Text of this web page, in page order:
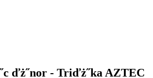
ďż˝nor - Triďż˝ka AZTEC